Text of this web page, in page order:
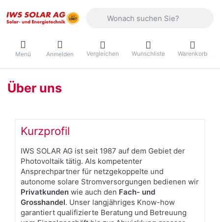
Menü Anmelden Vergleichen Wunschliste Warenkorb
Über uns
Kurzprofil
IWS SOLAR AG ist seit 1987 auf dem Gebiet der
Photovoltaik tätig. Als kompetenter
Ansprechpartner für netzgekoppelte und
autonome solare Stromversorgungen bedienen wir
Privatkunden wie auch den Fach- und
Grosshandel. Unser langjähriges Know-how
garantiert qualifizierte Beratung und Betreuung